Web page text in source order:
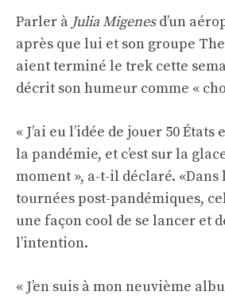
Parler à Julia Migenesd’un
après que lui et son groupe
aient terminé le trek cette
décrit son humeur comme «
« J’ai eu l’idée de jouer 50
la pandémie, et c’est sur la
moment », a-t-il déclaré. «Dans
tournées post-pandémiques,
une façon cool de se lancer et
l’intention.
« J’en suis à mon neuvième